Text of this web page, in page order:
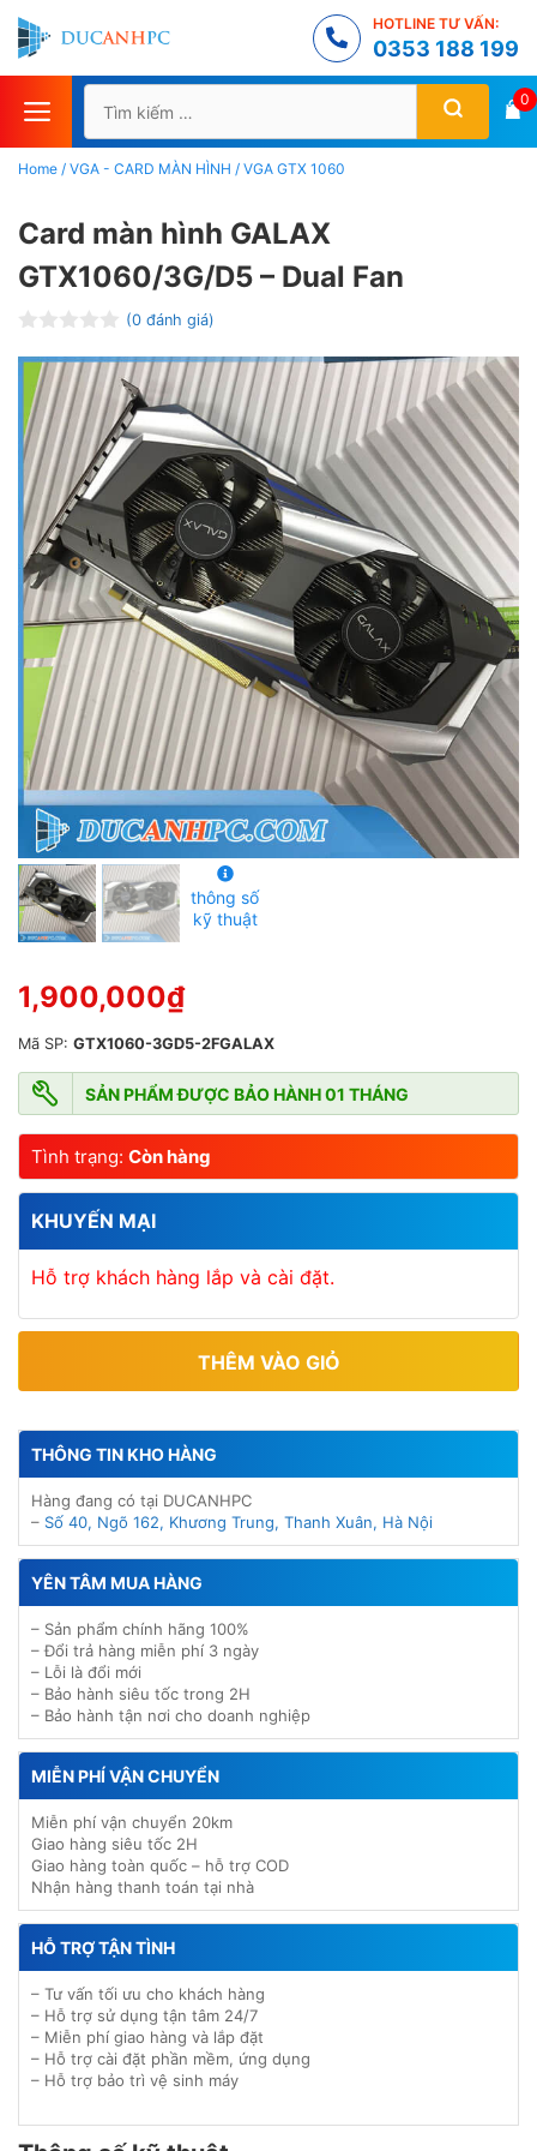
Chuyển
đến
nội
dung
HOTLINE TƯ VẤN:
0353 188 199
Tìm
kiếm
cho:
0
Home / VGA - CARD MÀN HÌNH / VGA GTX 1060
Card màn hình GALAX
GTX1060/3G/D5 – Dual Fan
ư
x
ế
p
h
ạ
n
0
5
s
o
(0 đánh giá)
thông số
kỹ thuật
1,900,000₫
Mã SP: GTX1060-3GD5-2FGALAX
SẢN PHẨM ĐƯỢC BẢO HÀNH 01 THÁNG
Tình trạng: Còn hàng
KHUYẾN MẠI
Hỗ trợ khách hàng lắp và cài đặt.
THÊM VÀO GIỎ
THÔNG TIN KHO HÀNG
Hàng đang có tại DUCANHPC
– Số 40, Ngõ 162, Khương Trung, Thanh Xuân, Hà Nội
YÊN TÂM MUA HÀNG
– Sản phẩm chính hãng 100%
– Đổi trả hàng miễn phí 3 ngày
– Lỗi là đổi mới
– Bảo hành siêu tốc trong 2H
– Bảo hành tận nơi cho doanh nghiệp
MIỄN PHÍ VẬN CHUYỂN
Miễn phí vận chuyển 20km
Giao hàng siêu tốc 2H
Giao hàng toàn quốc – hỗ trợ COD
Nhận hàng thanh toán tại nhà
HỖ TRỢ TẬN TÌNH
– Tư vấn tối ưu cho khách hàng
– Hỗ trợ sử dụng tận tâm 24/7
– Miễn phí giao hàng và lắp đặt
– Hỗ trợ cài đặt phần mềm, ứng dụng
– Hỗ trợ bảo trì vệ sinh máy